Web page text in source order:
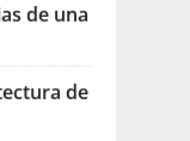
de una
de